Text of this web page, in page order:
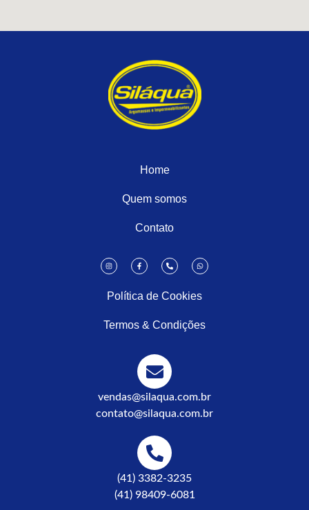
Home
Quem somos
Contato
Política de Cookies
Termos & Condições
vendas@silaqua.com.br
contato@silaqua.com.br
(41) 3382-3235
(41) 98409-6081